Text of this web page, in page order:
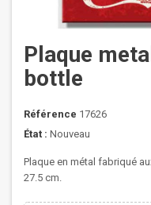
Plaque
bottle
Référence 17626
État : Nouveau
Plaque en métal fabriqué
27.5 cm.